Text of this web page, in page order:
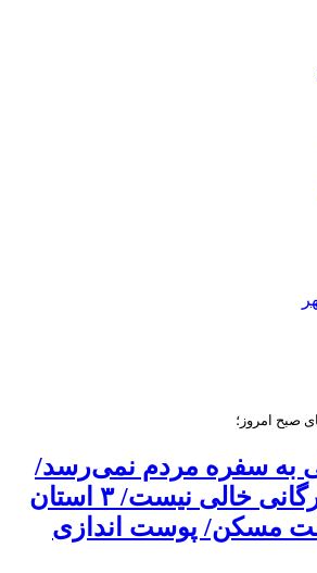
صبح امروز؛
تومانی به سفره مردم نمی‌رسد/
جای وزارت بازرگانی خالی نیست/ ۳ استان
مسکن/ پوست اندازی